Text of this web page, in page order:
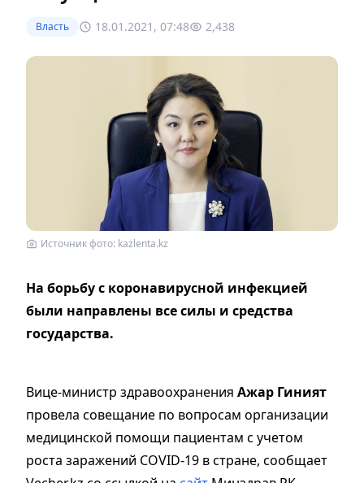
Власть 18.01.2021, 07:48 2,438
Источник фото: kazlenta.kz
На борьбу с коронавирусной инфекцией
были направлены все силы и средства
государства.
Вице-министр здравоохранения Ажар Гиният
провела совещание по вопросам организации
медицинской помощи пациентам с учетом
роста заражений COVID-19 в стране, сообщает